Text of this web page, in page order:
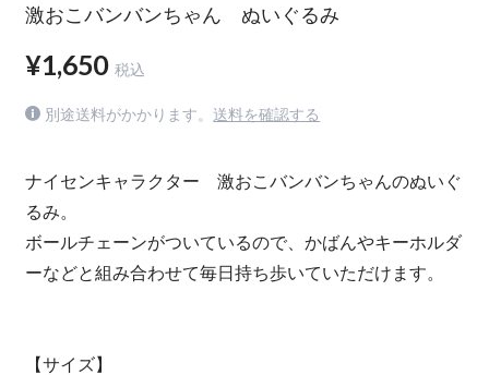
激おこバンバンちゃん ぬいぐるみ
¥1,650 税込
別途送料がかかります。 送料を確認する
ナイセンキャラクター 激おこバンバンちゃんのぬいぐ
るみ。
ボールチェーンがついているので、かばんやキーホルダ
ーなどと組み合わせて毎日持ち歩いていただけます。
【サイズ】